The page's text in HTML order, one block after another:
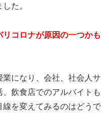
た。
コロナが原因の一つかも
になり、会社、社会人サ
飲食店でのアルバイトも
線を変えてみるのはどうで